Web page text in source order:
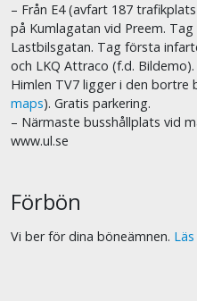
– Från E4 (avfart 187
på Kumlagatan vid Preem.
Lastbilsgatan. Tag första
och LKQ Attraco (f.d.
Himlen TV7 ligger i den bortre
maps). Gratis parkering.
– Närmaste busshållplats vid
www.ul.se
Förbön
Vi ber för dina böneämnen.